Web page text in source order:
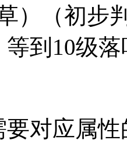
）（初步
到10级
对应属